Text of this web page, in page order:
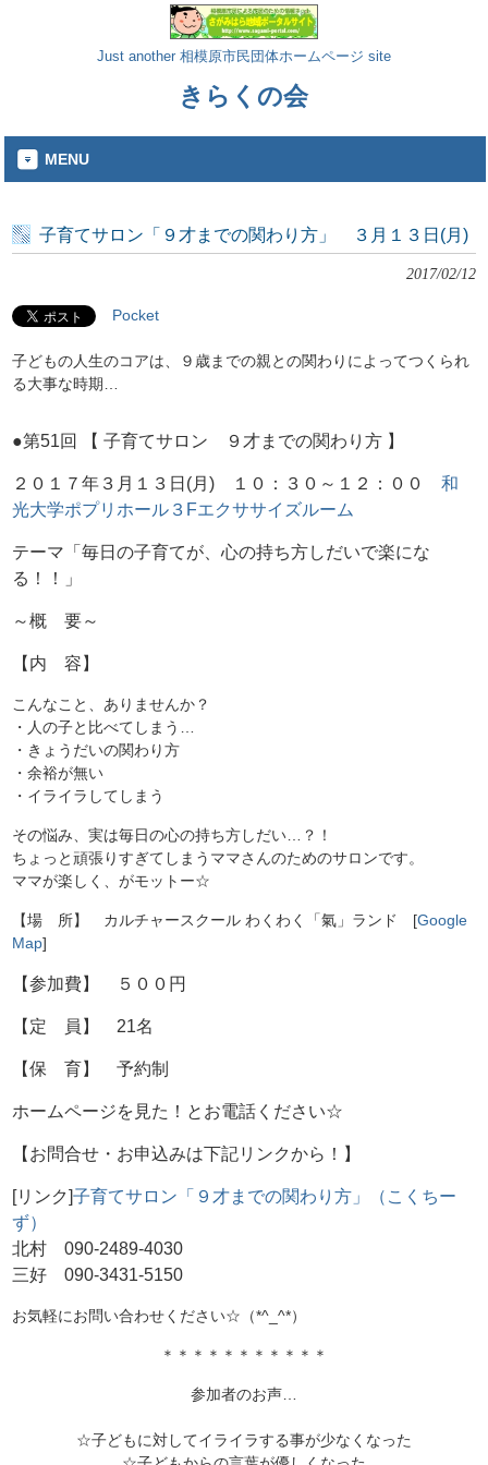
Just another 相模原市民団体ホームページ site
きらくの会
MENU
子育てサロン「９才までの関わり方」 ３月１３日(月)
2017/02/12
Pocket
子どもの人生のコアは、９歳までの親との関わりによってつくられ
る大事な時期…
●第51回 【 子育てサロン ９才までの関わり方 】
２０１７年３月１３日(月) １０：３０～１２：００和
光大学ポプリホール３Fエクササイズルーム
テーマ「毎日の子育てが、心の持ち方しだいで楽にな
る！！」
～概 要～
【内 容】
こんなこと、ありませんか？
・人の子と比べてしまう…
・きょうだいの関わり方
・余裕が無い
・イライラしてしまう
その悩み、実は毎日の心の持ち方しだい…？！
ちょっと頑張りすぎてしまうママさんのためのサロンです。
ママが楽しく、がモットー☆
【場 所】 カルチャースクール わくわく「氣」ランド [Google
Map]
【参加費】 ５００円
【定 員】 21名
【保 育】 予約制
ホームページを見た！とお電話ください☆
【お問合せ・お申込みは下記リンクから！】
[リンク]子育てサロン「９才までの関わり方」（こくちー
ず）
北村 090-2489-4030
三好 090-3431-5150
お気軽にお問い合わせください☆（*^_^*）
＊＊＊＊＊＊＊＊＊＊＊
参加者のお声…
☆子どもに対してイライラする事が少なくなった